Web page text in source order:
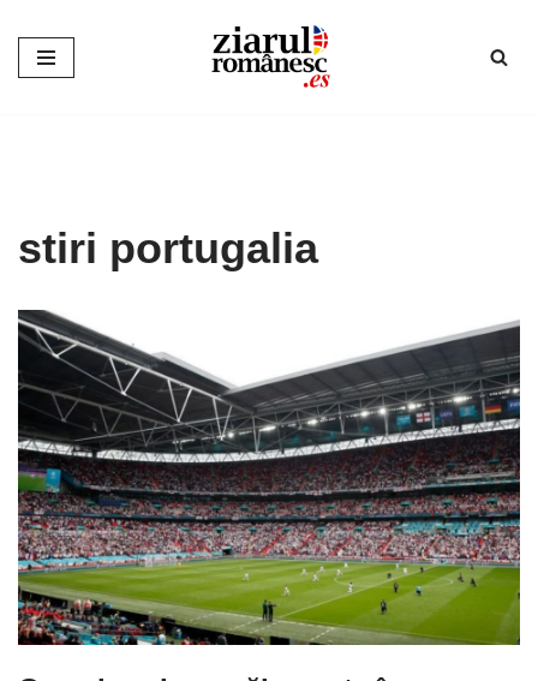
Sari
stiri portugalia